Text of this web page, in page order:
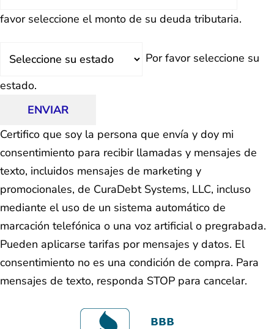
favor seleccione el monto de su deuda tributaria.
Por favor seleccione su
estado.
ENVIAR
Certifico que soy la persona que envía y doy mi
consentimiento para recibir llamadas y mensajes de
texto, incluidos mensajes de marketing y
promocionales, de CuraDebt Systems, LLC, incluso
mediante el uso de un sistema automático de
marcación telefónica o una voz artificial o pregrabada.
Pueden aplicarse tarifas por mensajes y datos. El
consentimiento no es una condición de compra. Para
mensajes de texto, responda STOP para cancelar.